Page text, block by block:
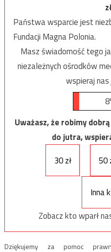
Państwa wsparcie jest
Fundacji Magna Polonia.
Masz świadomość tego
niezależnych ośrodków
wspieraj
Uważasz, że robimy
do jutra,
30 zł
50
Inna
Zobacz kto wparł
Dziękujemy za pomoc